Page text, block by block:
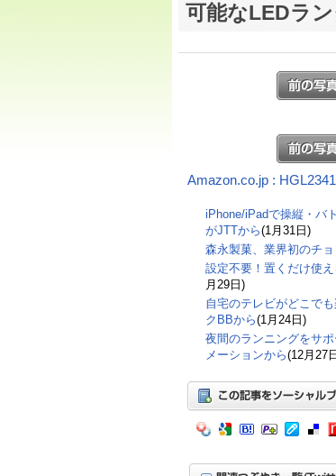
可能なLEDラ
Amazon.co.jp :
iPhone/iPadで操縦・バ
がJTTから(1月31日)
森永製菓、業界初のチ
設定不要！置くだけ使
月29日)
自宅のテレビがどこで
クBBから(1月24日)
夜間のランニングをサ
メーションから(12月27